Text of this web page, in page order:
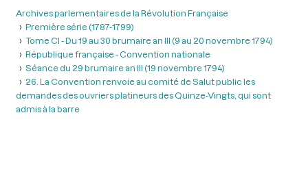
Archives parlementaires de la Révolution Française
Première série (1787-1799)
Tome CI - Du 19 au 30 brumaire an III (9 au 20 novembre 1794)
République française - Convention nationale
Séance du 29 brumaire an III (19 novembre 1794)
26. La Convention renvoie au comité de Salut public les
demandes des ouvriers platineurs des Quinze-Vingts, qui sont
admis à la barre